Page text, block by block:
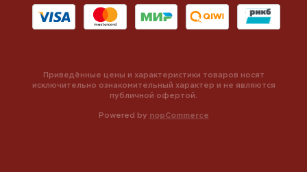
Powered by nopCommerce
Приведённые цены и характеристики товаров носят
исключительно ознакомительный характер и не являются
публичной офертой.